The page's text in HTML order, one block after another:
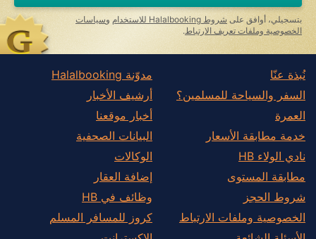
بتسجيلي، أوافق على شروط Halalbooking للاستخدام وسياسات
الخصوصية وملفات تعريف الارتباط .
نُبذة عنّا
السفر والسياحة للمسلمين؟
العمرة
خدمة مطابقة الأسعار
نادي الولاء HB
مطابقة المستوى
شروط الحجز
الخصوصية وملفات الارتباط
مدوّنة Halalbooking
أرشيف الأخبار
أخبار موقعنا
البيانات الصحفية
الوكالات
إضافة العقار
وظائف في HB
كروز للمسافر المسلم